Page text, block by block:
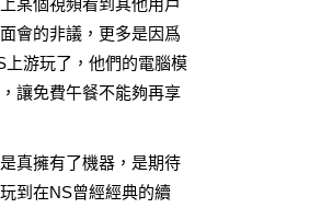
某個視頻看到其他用戶
會的非議，更多是因爲
游玩了，他們的電腦模
讓免費午餐不能夠再享
真擁有了機器，是期待
到在NS曾經經典的續